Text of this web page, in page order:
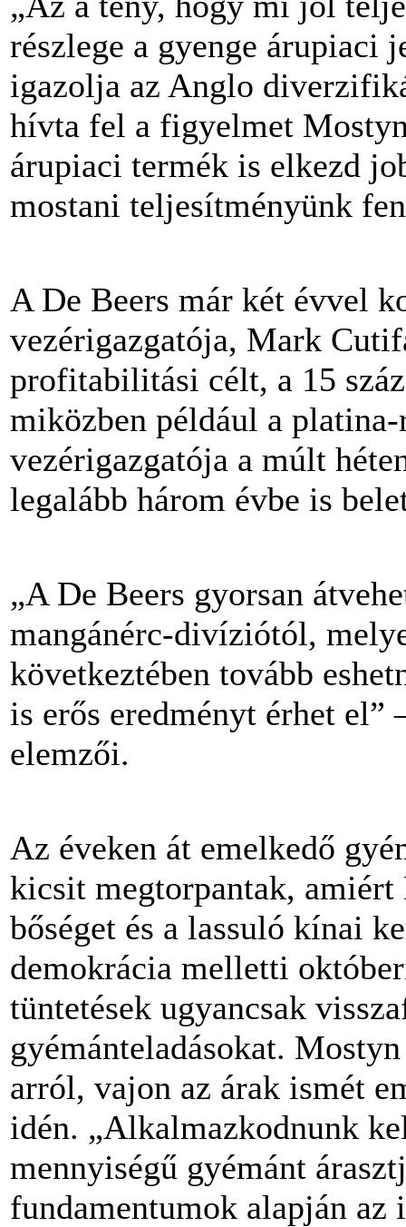
részlege a gyenge árupiaci
igazolja az Anglo
hívta fel a figyelmet
árupiaci termék is elkezd
mostani teljesítményünk
A De Beers már két évvel
vezérigazgatója, Mark
profitabilitási célt, a 15
miközben például a
vezérigazgatója a múlt
legalább három évbe is
„A De Beers gyorsan
mangánérc-divíziótól,
következtében tovább
is erős eredményt érhet el”
elemzői.
Az éveken át emelkedő
kicsit megtorpantak,
bőséget és a lassuló kínai
demokrácia melletti
tüntetések ugyancsak
gyémánteladásokat.
arról, vajon az árak ismét
idén. „Alkalmazkodnunk
mennyiségű gyémánt
fundamentumok alapján az